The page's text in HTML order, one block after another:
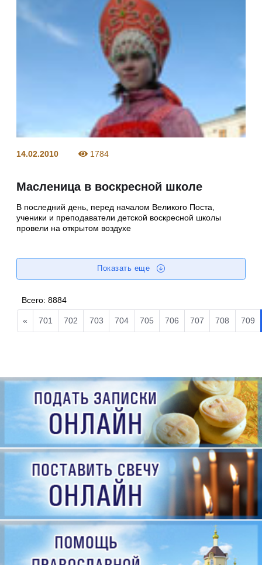
14.02.2010 1784
Масленица в воскресной школе
В последний день, перед началом Великого Поста,
ученики и преподаватели детской воскресной школы
провели на открытом воздухе
Показать еще
Всего:8884
« 701 702 703 704 705 706 707 708 709